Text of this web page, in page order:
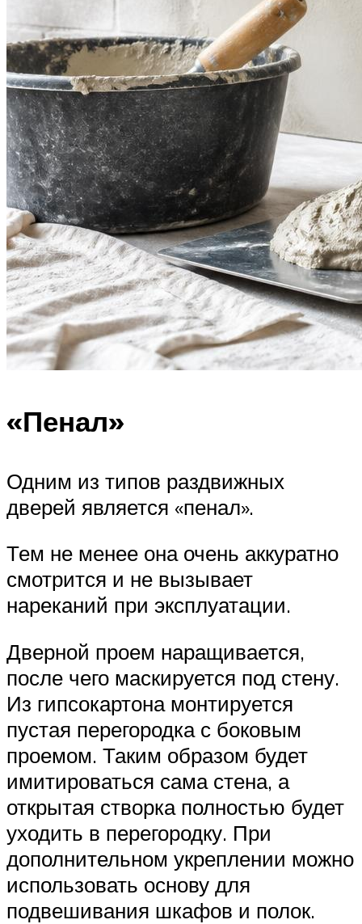
«Пенал»
Одним из типов раздвижных
дверей является «пенал».
Тем не менее она очень аккуратно
смотрится и не вызывает
нареканий при эксплуатации.
Дверной проем наращивается,
после чего маскируется под стену.
Из гипсокартона монтируется
пустая перегородка с боковым
проемом. Таким образом будет
имитироваться сама стена, а
открытая створка полностью будет
уходить в перегородку. При
дополнительном укреплении можно
использовать основу для
подвешивания шкафов и полок.